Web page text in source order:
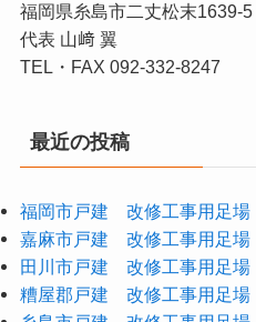
福岡県糸島市二丈松末1639-5
代表 山﨑 翼
TEL・FAX 092-332-8247
最近の投稿
福岡市戸建 改修工事用足場
嘉麻市戸建 改修工事用足場
田川市戸建 改修工事用足場
糟屋郡戸建 改修工事用足場